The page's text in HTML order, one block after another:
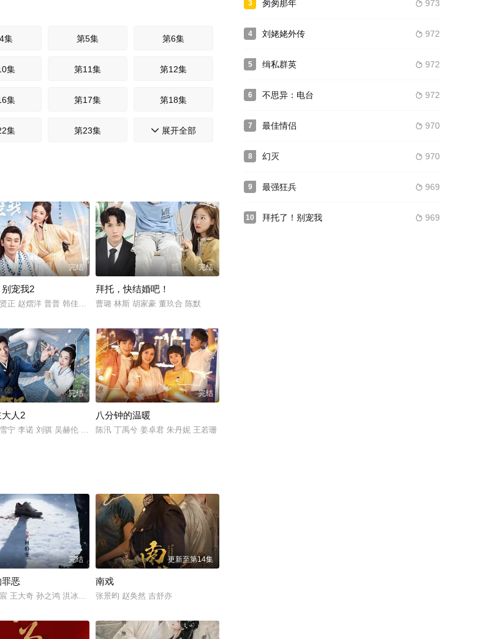
集 第5集 第6集
集 第11集 第12集
集 第17集 第18集
集 第23集 第24集
 展开全部
亦 张津铭 冯茗惊
完结
宠我2
正 赵熠洋 普普 韩佳卉 唐浩 孔宇翀 赵广斌 蒋林静 王龙
完结
拜托，快结婚吧！
曹璐 林斯 胡家豪 董玖合 陈默
完结
人2
宁 李诺 刘骐 吴赫伦 卫然 易柏辰 南思恺 徐爱珉
完结
八分钟的温暖
陈汛 丁禹兮 姜卓君 朱丹妮 王若珊
完结
恶
王大奇 孙之鸿 洪冰瑶 肖涵 嘉泽 李蒲赫 左腾云 何磊 王心嫚 李繁 苏宥辰 刘佳萌 洪爽 刘亭希 窦新豪 刘伟峰 刘朔豪 徐章
更新至第14集
南戏
张景昀 赵奂然 吉舒亦
3  973
匆匆那年
4  972
刘姥姥外传
5  972
缉私群英
6  972
不思异：电台
7  970
最佳情侣
8  970
幻灭
9  969
最强狂兵
10  969
拜托了！别宠我